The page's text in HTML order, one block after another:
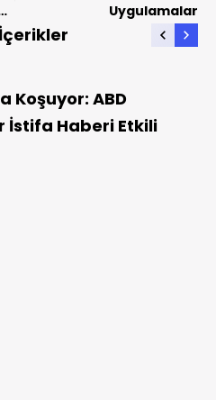
Uygulamalar
Koşuyor: ABD
İstifa Haberi Etkili